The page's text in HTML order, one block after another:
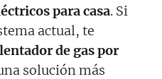
para casa. Si
actual, te
de gas por
solución más